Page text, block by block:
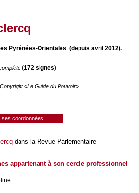
Pyrénées-Orientales (depuis avril 2012).
(172 signes)
«Le Guide du Pouvoir»
ses coordonnées
dans la Revue Parlementaire
appartenant à son cercle professionnel